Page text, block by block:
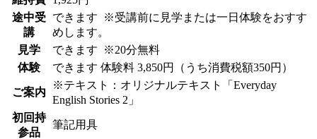
途中受
講
できます
※受講前に見学または一日体験をおすす
めします。
見学
できます
※20分無料
体験
できます 体験料 3,850円（うち消費税額350円）
ご案内
※テキスト：オリジナルテキスト「Everyday
English Stories 2」
初回持
参品
筆記用具